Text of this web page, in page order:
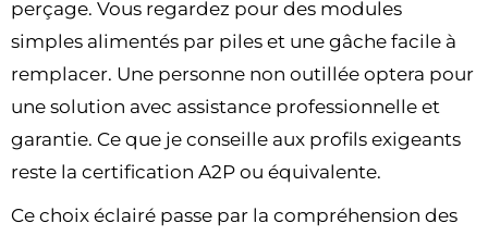
perçage. Vous regardez pour des modules
simples alimentés par piles et une gâche facile à
remplacer. Une personne non outillée optera pour
une solution avec assistance professionnelle et
garantie. Ce que je conseille aux profils exigeants
reste la certification A2P ou équivalente.
Ce choix éclairé passe par la compréhension des